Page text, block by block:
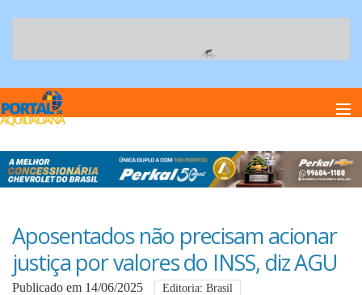
Home
Anuncie
Aposentados não precisam acionar
justiça por valores do INSS, diz AGU
Publicado em 14/06/2025 Editoria: Brasil